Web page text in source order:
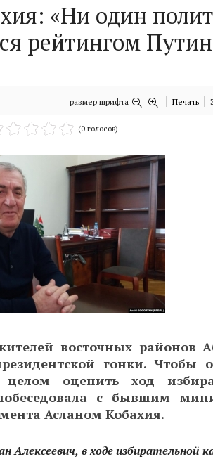
«Ни один
рейтингом
размер шрифта Печать
(0 голосов)
восточных районов
гонки. Чтобы
оценить ход
с бывшим
Асланом Кобахия.
Алексеевич, в ходе